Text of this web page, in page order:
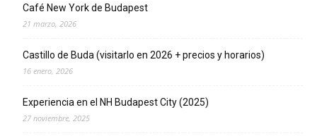
Café New York de Budapest
21 marzo, 2026
Castillo de Buda (visitarlo en 2026 + precios y horarios)
16 enero, 2026
Experiencia en el NH Budapest City (2025)
27 noviembre, 2025